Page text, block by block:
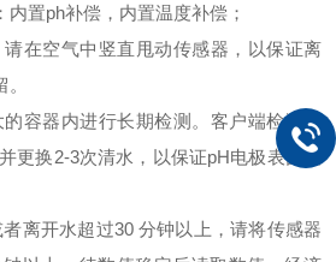
：内置ph补偿，内置温度补偿；
在空气中竖直甩动传感器，以保证离
容器内进行长期检测。客户端检测前
更换2-3次清水，以保证pH电极表面没
离开水超过30 分钟以上，请将传感器